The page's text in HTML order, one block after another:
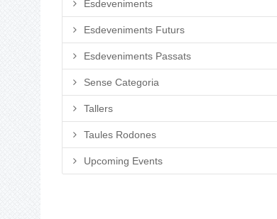
Esdeveniments
Esdeveniments Futurs
Esdeveniments Passats
Sense Categoria
Tallers
Taules Rodones
Upcoming Events